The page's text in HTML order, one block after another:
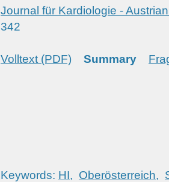
Journal für Kardiologie -
342
Volltext (PDF) Summary
Keywords: HI, Oberösterreich,